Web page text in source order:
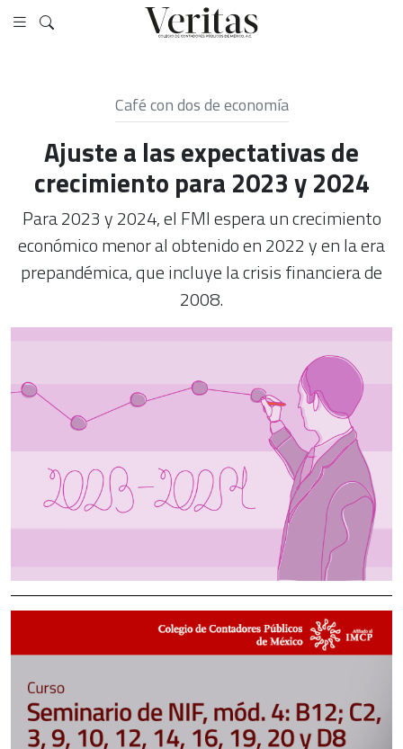
Café con dos de economía
Ajuste a las expectativas de
crecimiento para 2023 y 2024
Para 2023 y 2024, el FMI espera un crecimiento
económico menor al obtenido en 2022 y en la era
prepandémica, que incluye la crisis financiera de
2008.